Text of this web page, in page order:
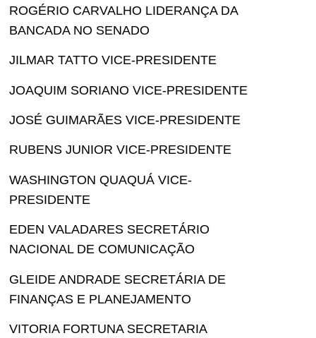
ROGÉRIO CARVALHO LIDERANÇA DA
BANCADA NO SENADO
JILMAR TATTO VICE-PRESIDENTE
JOAQUIM SORIANO VICE-PRESIDENTE
JOSÉ GUIMARÃES VICE-PRESIDENTE
RUBENS JUNIOR VICE-PRESIDENTE
WASHINGTON QUAQUÁ VICE-
PRESIDENTE
EDEN VALADARES SECRETÁRIO
NACIONAL DE COMUNICAÇÃO
GLEIDE ANDRADE SECRETÁRIA DE
FINANÇAS E PLANEJAMENTO
VITORIA FORTUNA SECRETARIA